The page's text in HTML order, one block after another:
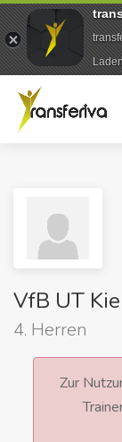
VfB UT
4. Herren
Zur